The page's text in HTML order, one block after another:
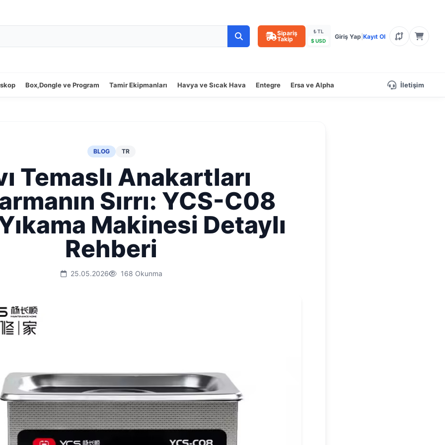
Sipariş
Takip
₺ TL
$ USD
Giriş Yap Kayıt Ol
Box,Dongle ve Program Tamir Ekipmanları Havya ve Sıcak Hava Entegre Ersa ve Alpha İletişim
BLOG TR
Temaslı Anakartları
Sırrı: YCS-C08
Makinesi Detaylı
Rehberi
25.05.2026 168 Okunma